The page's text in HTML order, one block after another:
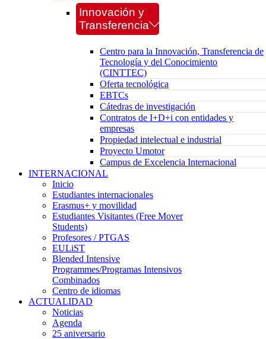
Innovación y
Transferencia
Centro para la Innovación, Transferencia de
Tecnología y del Conocimiento
(CINTTEC)
Oferta tecnológica
EBTCs
Cátedras de investigación
Contratos de I+D+i con entidades y
empresas
Propiedad intelectual e industrial
Proyecto Umotor
Campus de Excelencia Internacional
INTERNACIONAL
Inicio
Estudiantes internacionales
Erasmus+ y movilidad
Estudiantes Visitantes (Free Mover
Students)
Profesores / PTGAS
EULiST
Blended Intensive
Programmes/Programas Intensivos
Combinados
Centro de idiomas
ACTUALIDAD
Noticias
Agenda
25 aniversario